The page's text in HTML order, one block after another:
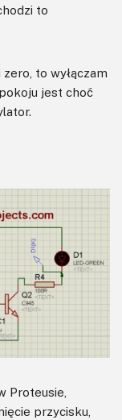
to
to wyłączam
jest choć
Proteusie,
przycisku,